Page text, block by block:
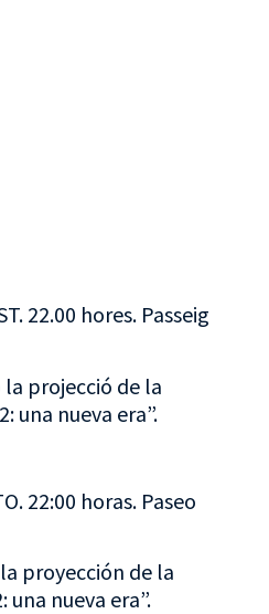
22.00 hores. Passeig
la projecció de la
una nueva era”.
22:00 horas. Paseo
la proyección de la
una nueva era”.